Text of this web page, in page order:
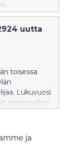
ja
kykeneviä
uutta
toisessa
Lukuvuosi
orientaation
ja